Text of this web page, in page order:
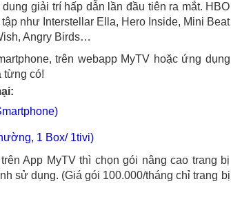
giải trí hấp dẫn lần đầu tiên ra mắt. HBO
như Interstellar Ella, Hero Inside, Mini Beat
Angry Birds…
trên webapp MyTV hoặc ứng dụng
từng có!
1 Box/ 1tivi)
App MyTV thì chọn gói nâng cao trang bị
sử dụng. (Giá gói 100.000/tháng chỉ trang bị